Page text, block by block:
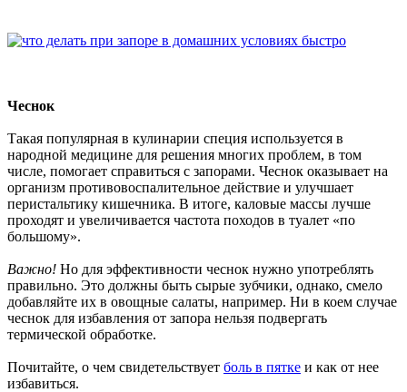
Чеснок
Такая популярная в кулинарии специя используется в
народной медицине для решения многих проблем, в том
числе, помогает справиться с запорами. Чеснок оказывает на
организм противовоспалительное действие и улучшает
перистальтику кишечника. В итоге, каловые массы лучше
проходят и увеличивается частота походов в туалет «по
большому».
Важно! Но для эффективности чеснок нужно употреблять
правильно. Это должны быть сырые зубчики, однако, смело
добавляйте их в овощные салаты, например. Ни в коем случае
чеснок для избавления от запора нельзя подвергать
термической обработке.
Почитайте, о чем свидетельствует боль в пятке и как от нее
избавиться.